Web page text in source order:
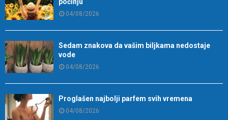
04/08/2026
Sedam znakova da vašim biljkama nedostaje
vode
04/08/2026
Proglašen najbolji parfem svih vremena
04/08/2026